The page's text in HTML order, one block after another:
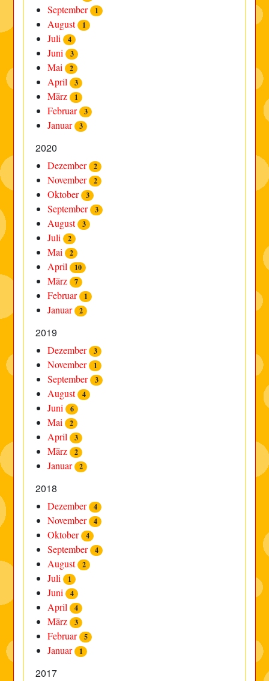
September 1
August 1
Juli 4
Juni 3
Mai 2
April 3
März 1
Februar 3
Januar 3
2020
Dezember 2
November 2
Oktober 3
September 3
August 3
Juli 2
Mai 2
April 10
März 7
Februar 1
Januar 2
2019
Dezember 3
November 1
September 3
August 4
Juni 6
Mai 2
April 3
März 2
Januar 2
2018
Dezember 4
November 4
Oktober 4
September 4
August 2
Juli 1
Juni 4
April 4
März 3
Februar 5
Januar 1
2017